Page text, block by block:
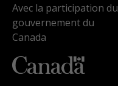
Avec la participation du
gouvernement du
Canada